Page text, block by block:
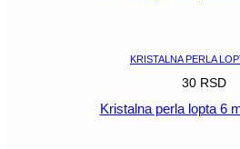
KRISTALNA PERLA
30 RSD
Kristalna perla lopta 6